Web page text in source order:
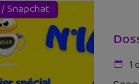
/ Snapchat
1